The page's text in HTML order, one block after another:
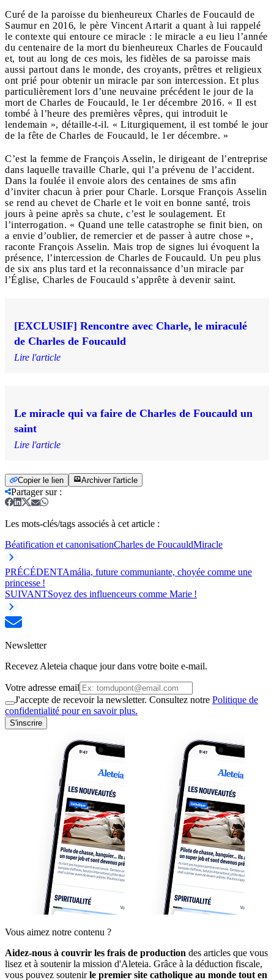
Curé de la paroisse du bienheureux Charles de Foucauld de
Saumur en 2016, le père Vincent Artarit a quant à lui rappelé
le contexte qui entoure ce miracle : le miracle a eu lieu l’année
du centenaire de la mort du bienheureux Charles de Foucauld
et, tout au long de ces mois, les fidèles de sa paroisse mais
aussi partout dans le monde, des croyants, prêtres et religieux
ont prié pour obtenir un miracle par son intercession. Et plus
particulièrement lors d’une neuvaine précédent le jour de la
mort de Charles de Foucauld, le 1er décembre 2016. « Il est
tombé à l’heure des premières vêpres, qui introduit le
lendemain », détaille-t-il. « Liturgiquement, il est tombé le jour
de la fête de Charles de Foucauld, le 1er décembre. »
C’est la femme de François Asselin, le dirigeant de l’entreprise
dans laquelle travaille Charle, qui l’a prévenu de l’accident.
Dans la foulée il envoie alors des centaines de sms afin
d’inviter chacun à prier pour Charle. Lorsque François Asselin
se rend au chevet de Charle et le voit en bonne santé, trois
jours à peine après sa chute, c’est le soulagement. Et
l’interrogation. « Quand une telle catastrophe se finit bien, on
a envie d’oublier, de remercier et de passer à autre chose »,
raconte François Asselin. Mais trop de signes lui évoquent la
présence, l’intercession de Charles de Foucauld. Un peu plus
de six ans plus tard et la reconnaissance d’un miracle par
l’Église, Charles de Foucauld s’apprête à devenir saint.
[EXCLUSIF] Rencontre avec Charle, le miraculé
de Charles de Foucauld
Lire l'article
Le miracle qui va faire de Charles de Foucauld un
saint
Lire l'article
Copier le lien Archiver l'article
Partager sur:
Les mots-clés/tags associés à cet article :
Béatification et canonisationCharles de FoucauldMiracle
PRÉCÉDENTAmália, future communiante, choyée comme une
princesse !
SUIVANTSoyez des influenceurs comme Marie !
Newsletter
Recevez Aleteia chaque jour dans votre boite e-mail.
Votre adresse email
J'accepte de recevoir la newsletter. Consultez notre Politique de
confidentialité pour en savoir plus.
S'inscrire
Vous aimez notre contenu ?
Aidez-nous à couvrir les frais de production des articles que vous
lisez et à soutenir la mission d'Aleteia. Grâce à la déduction fiscale,
vous pouvez soutenirle premier site catholique au monde tout en